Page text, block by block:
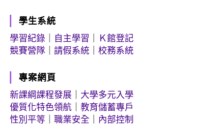
學生系統
學習紀錄
自主學習
Ｋ館登記
競賽營隊
請假系統 校務系統
專案網頁
新課綱課程發展
大學多元入學
優質化特色領航
教育儲蓄專戶
性別平等
職業安全
內部控制